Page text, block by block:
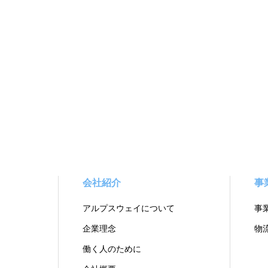
会社紹介
アルプスウェイについて
企業理念
働く人のために
事
事
物